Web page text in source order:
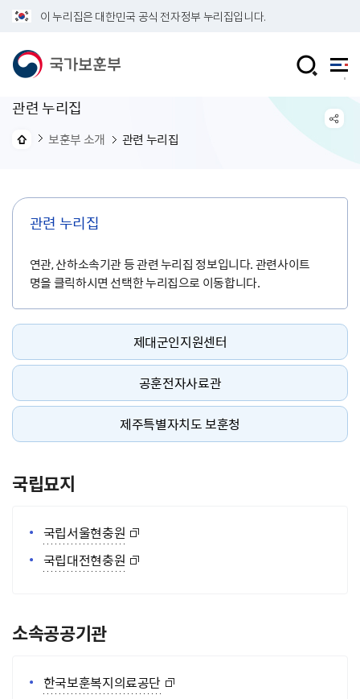
이 누리집은 대한민국 공식 전자정부 누리집입니다.
관련 누리집
보훈부 소개 관련 누리집
관련 누리집
연관, 산하소속기관 등 관련 누리집 정보입니다. 관련사이트
명을 클릭하시면 선택한 누리집으로 이동합니다.
제대군인지원센터
공훈전자사료관
제주특별자치도 보훈청
국립묘지
국립서울현충원
국립대전현충원
소속공공기관
한국보훈복지의료공단